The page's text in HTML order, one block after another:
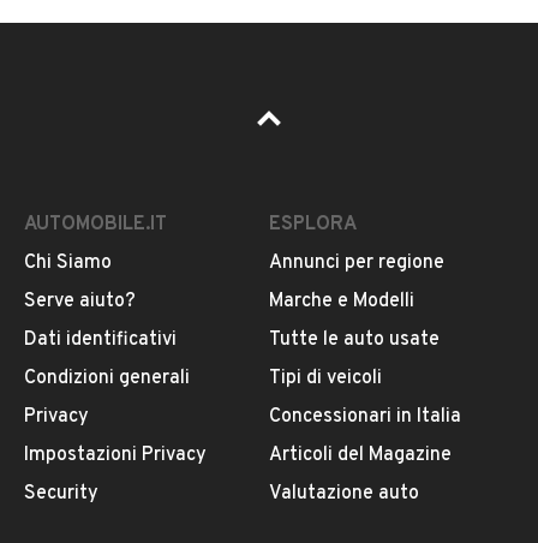
AUTOMOBILE.IT
Chi Siamo
Serve aiuto?
Dati identificativi
Condizioni generali
Privacy
Impostazioni Privacy
Security
ESPLORA
Annunci per regione
Marche e Modelli
Tutte le auto usate
Tipi di veicoli
Concessionari in Italia
Articoli del Magazine
Valutazione auto